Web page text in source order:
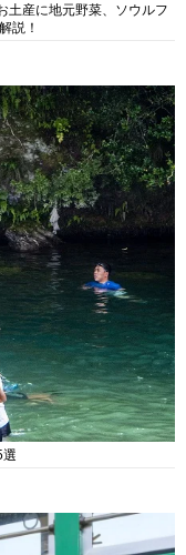
土産に地元野菜、ソウルフ
説！